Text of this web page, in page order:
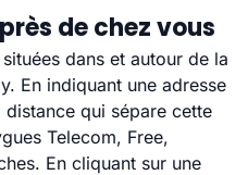
de chez vous
dans et autour de la
En indiquant une adresse
qui sépare cette
Telecom, Free,
En cliquant sur une